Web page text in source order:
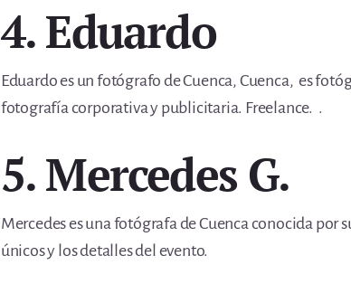
4. Eduardo
Eduardo es un fotógrafo de Cuenca, Cuenca, es
fotografía corporativa y publicitaria. Freelance. .
5. Mercedes G.
Mercedes es una fotógrafa de Cuenca conocida por
únicos y los detalles del evento.